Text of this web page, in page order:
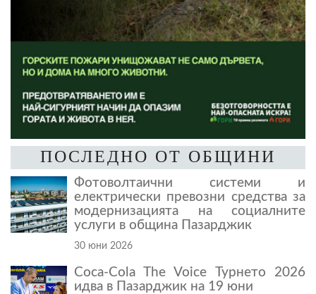
ПОСЛЕДНО ОТ ОБЩИНИ
Фотоволтаични системи и
електрически превозни средства за
модернизацията на социалните
услуги в община Пазарджик
30 юни 2026
Coca-Cola The Voice Турнето 2026
идва в Пазарджик на 19 юни